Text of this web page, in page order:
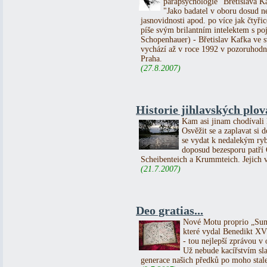
"Jako badatel v oboru dosud
jasnovidnosti apod. po více jak
píše svým brilantním intelektem s
Schopenhauer) - Břetislav Kafka
vychází až v roce 1992 v
Praha.
(27.8.2007)
Historie jihlavských
Kam asi jinam chodívali
Osvěžit se a zaplavat si
se vydat k nedalekým
doposud bezesporu
Scheibenteich a Krummteich.
(21.7.2007)
Deo gratias...
Nové Motu proprio
které vydal Benedikt
- tou nejlepší zprávou v
Už nebude kacířstvím
generace našich předků po moho